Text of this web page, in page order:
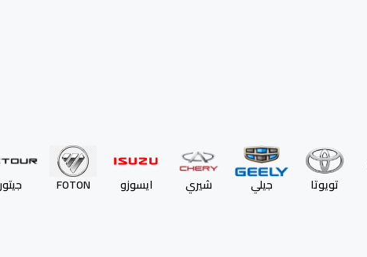
تويوتا جيلي شيري ايسوزو FOTON جيتور